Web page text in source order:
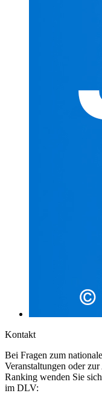
Kontakt
Bei Fragen zum
Veranstaltungen oder
Ranking wenden Sie
im DLV: